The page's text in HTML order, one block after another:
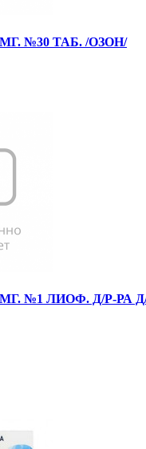
№30 ТАБ. /ОЗОН/
№1 ЛИОФ. Д/Р-РА